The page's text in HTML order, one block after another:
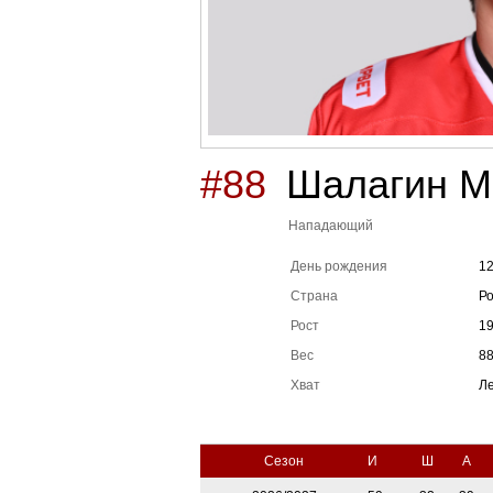
#88 Шалагин
Нападающий
День рождения
Страна
Рост
Вес
Хват
88
Сезон И Ш А